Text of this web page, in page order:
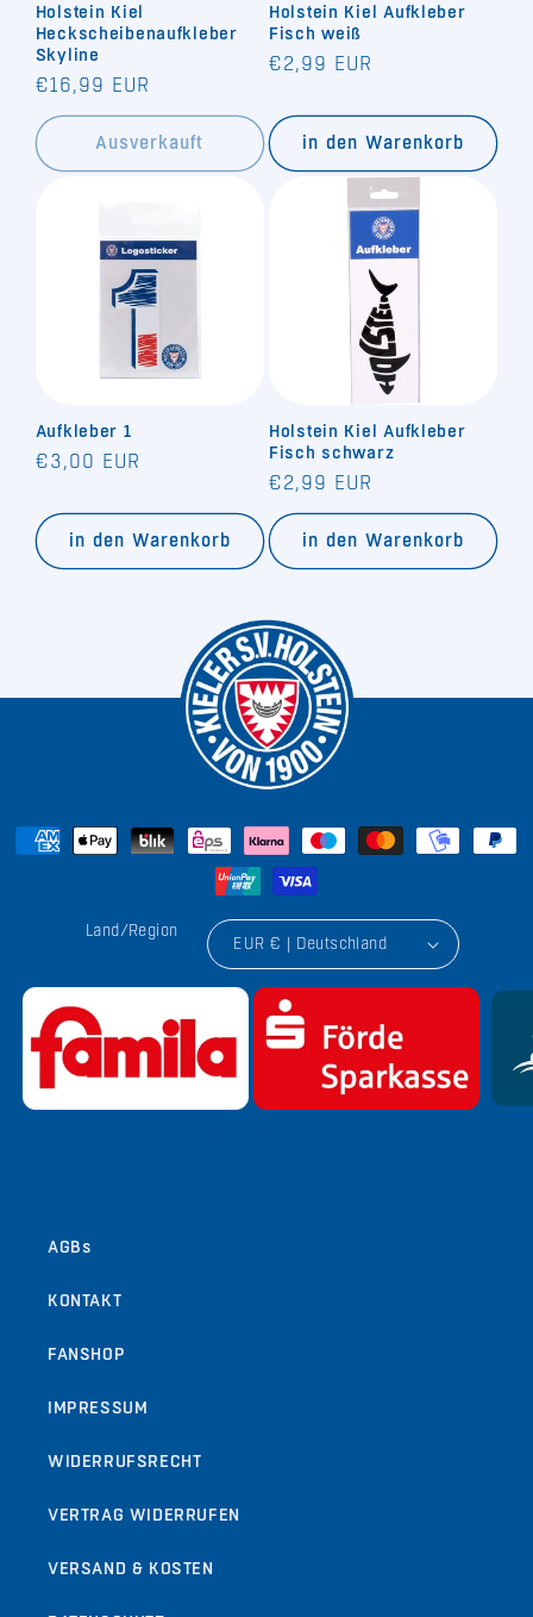
Holstein Kiel
Heckscheibenaufkleber
Skyline
Normaler
Preis
€16,99 EUR
Ausverkauft
Holstein Kiel Aufkleber
Fisch weiß
Normaler
€2,99 EUR
in den Warenkorb
Aufkleber 1
Normaler
€3,00 EUR
in den Warenkorb
Holstein Kiel Aufkleber
Fisch schwarz
Normaler
Preis
€2,99 EUR
in den Warenkorb
Land/Region
EUR € | Deutschland
AGBs
KONTAKT
FANSHOP
IMPRESSUM
WIDERRUFSRECHT
VERTRAG WIDERRUFEN
VERSAND & KOSTEN